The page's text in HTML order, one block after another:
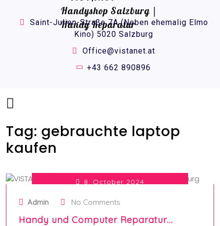
Saint-Julien-Straße 7A (Neben ehemalig Elmo
Kino) 5020 Salzburg
Office@vistanet.at
+43 662 890896
Tag: gebrauchte laptop
kaufen
8. October 2024
Admin No Comments
Handy und Computer Reparatur…